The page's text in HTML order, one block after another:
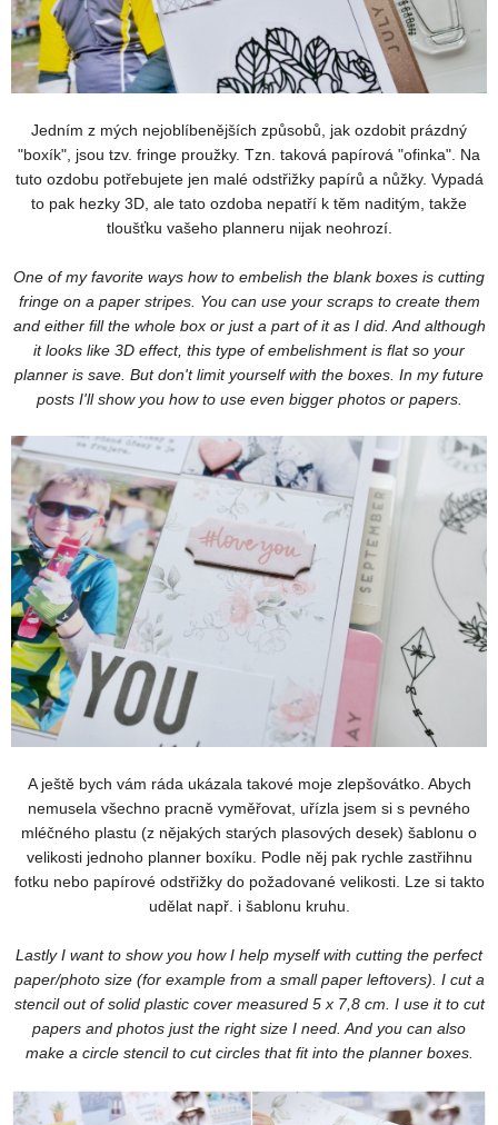
Jedním z mých nejoblíbenějších způsobů, jak ozdobit prázdný
"boxík", jsou tzv. fringe proužky. Tzn. taková papírová "ofinka". Na
tuto ozdobu potřebujete jen malé odstřižky papírů a nůžky. Vypadá
to pak hezky 3D, ale tato ozdoba nepatří k těm naditým, takže
tloušťku vašeho planneru nijak neohrozí.
One of my favorite ways how to embelish the blank boxes is cutting
fringe on a paper stripes. You can use your scraps to create them
and either fill the whole box or just a part of it as I did. And although
it looks like 3D effect, this type of embelishment is flat so your
planner is save. But don't limit yourself with the boxes. In my future
posts I'll show you how to use even bigger photos or papers.
A ještě bych vám ráda ukázala takové moje zlepšovátko. Abych
nemusela všechno pracně vyměřovat, uřízla jsem si s pevného
mléčného plastu (z nějakých starých plasových desek) šablonu o
velikosti jednoho planner boxíku. Podle něj pak rychle zastřihnu
fotku nebo papírové odstřižky do požadované velikosti. Lze si takto
udělat např. i šablonu kruhu.
Lastly I want to show you how I help myself with cutting the perfect
paper/photo size (for example from a small paper leftovers). I cut a
stencil out of solid plastic cover measured 5 x 7,8 cm. I use it to cut
papers and photos just the right size I need. And you can also
make a circle stencil to cut circles that fit into the planner boxes.